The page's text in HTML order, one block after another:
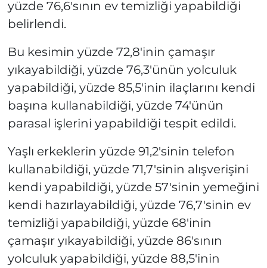
yüzde 76,6'sının ev temizliği yapabildiği
belirlendi.
Bu kesimin yüzde 72,8'inin çamaşır
yıkayabildiği, yüzde 76,3'ünün yolculuk
yapabildiği, yüzde 85,5'inin ilaçlarını kendi
başına kullanabildiği, yüzde 74'ünün
parasal işlerini yapabildiği tespit edildi.
Yaşlı erkeklerin yüzde 91,2'sinin telefon
kullanabildiği, yüzde 71,7'sinin alışverişini
kendi yapabildiği, yüzde 57'sinin yemeğini
kendi hazırlayabildiği, yüzde 76,7'sinin ev
temizliği yapabildiği, yüzde 68'inin
çamaşır yıkayabildiği, yüzde 86'sının
yolculuk yapabildiği, yüzde 88,5'inin